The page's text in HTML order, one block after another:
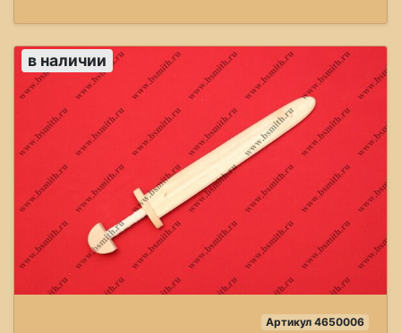
в наличии
Артикул 4650006